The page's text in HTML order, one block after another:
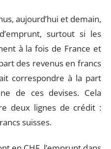
aujourd’hui et demain,
surtout si les
à la fois de France et
des revenus en francs
correspondre à la part
de ces devises. Cela
deux lignes de crédit :
suisses.